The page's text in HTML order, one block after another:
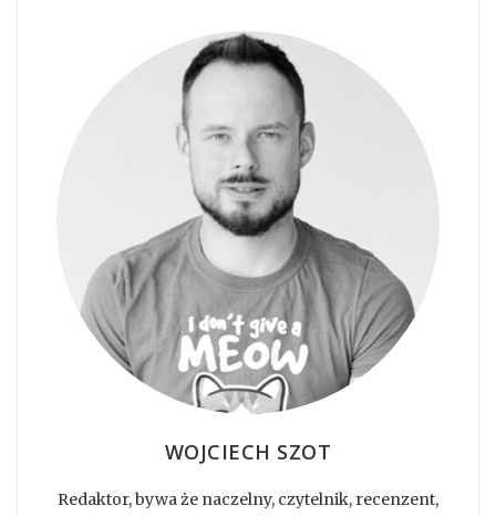
WOJCIECH SZOT
Redaktor, bywa że naczelny, czytelnik, recenzent,